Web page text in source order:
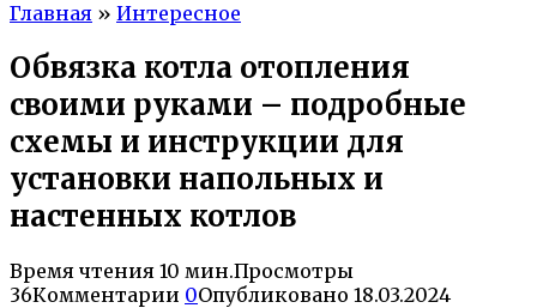
Главная » Интересное
Обвязка котла отопления
своими руками – подробные
схемы и инструкции для
установки напольных и
настенных котлов
Время чтения 10 мин.Просмотры
36Комментарии 0Опубликовано 18.03.2024